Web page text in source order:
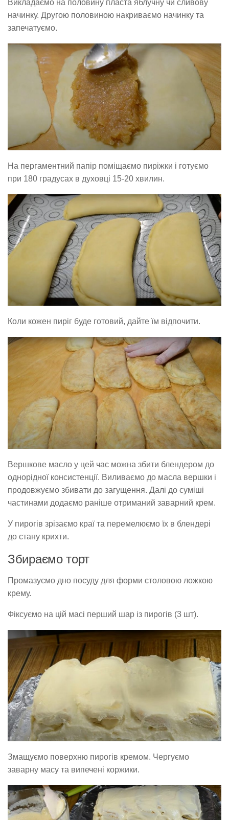
Викладаємо на половину пласта яблучну чи сливову
начинку. Другою половиною накриваємо начинку та
запечатуємо.
На пергаментний папір поміщаємо пиріжки і готуємо
при 180 градусах в духовці 15-20 хвилин.
Коли кожен пиріг буде готовий, дайте їм відпочити.
Вершкове масло у цей час можна збити блендером до
однорідної консистенції. Виливаємо до масла вершки і
продовжуємо збивати до загущення. Далі до суміші
частинами додаємо раніше отриманий заварний крем.
У пирогів зрізаємо краї та перемелюємо їх в блендері
до стану крихти.
Збираємо торт
Промазуємо дно посуду для форми столовою ложкою
крему.
Фіксуємо на цій масі перший шар із пирогів (3 шт).
Змащуємо поверхню пирогів кремом. Чергуємо
заварну масу та випечені коржики.